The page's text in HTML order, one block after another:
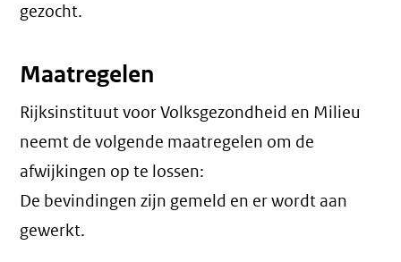
gezocht.
Maatregelen
Rijksinstituut voor Volksgezondheid en Milieu
neemt de volgende maatregelen om de
afwijkingen op te lossen:
De bevindingen zijn gemeld en er wordt aan
gewerkt.